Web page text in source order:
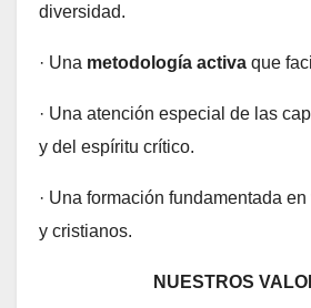
diversidad.
· Una metodología activa que
· Una atención especial de las
y del espíritu crítico.
· Una formación fundamentada en
y cristianos.
NUESTROS